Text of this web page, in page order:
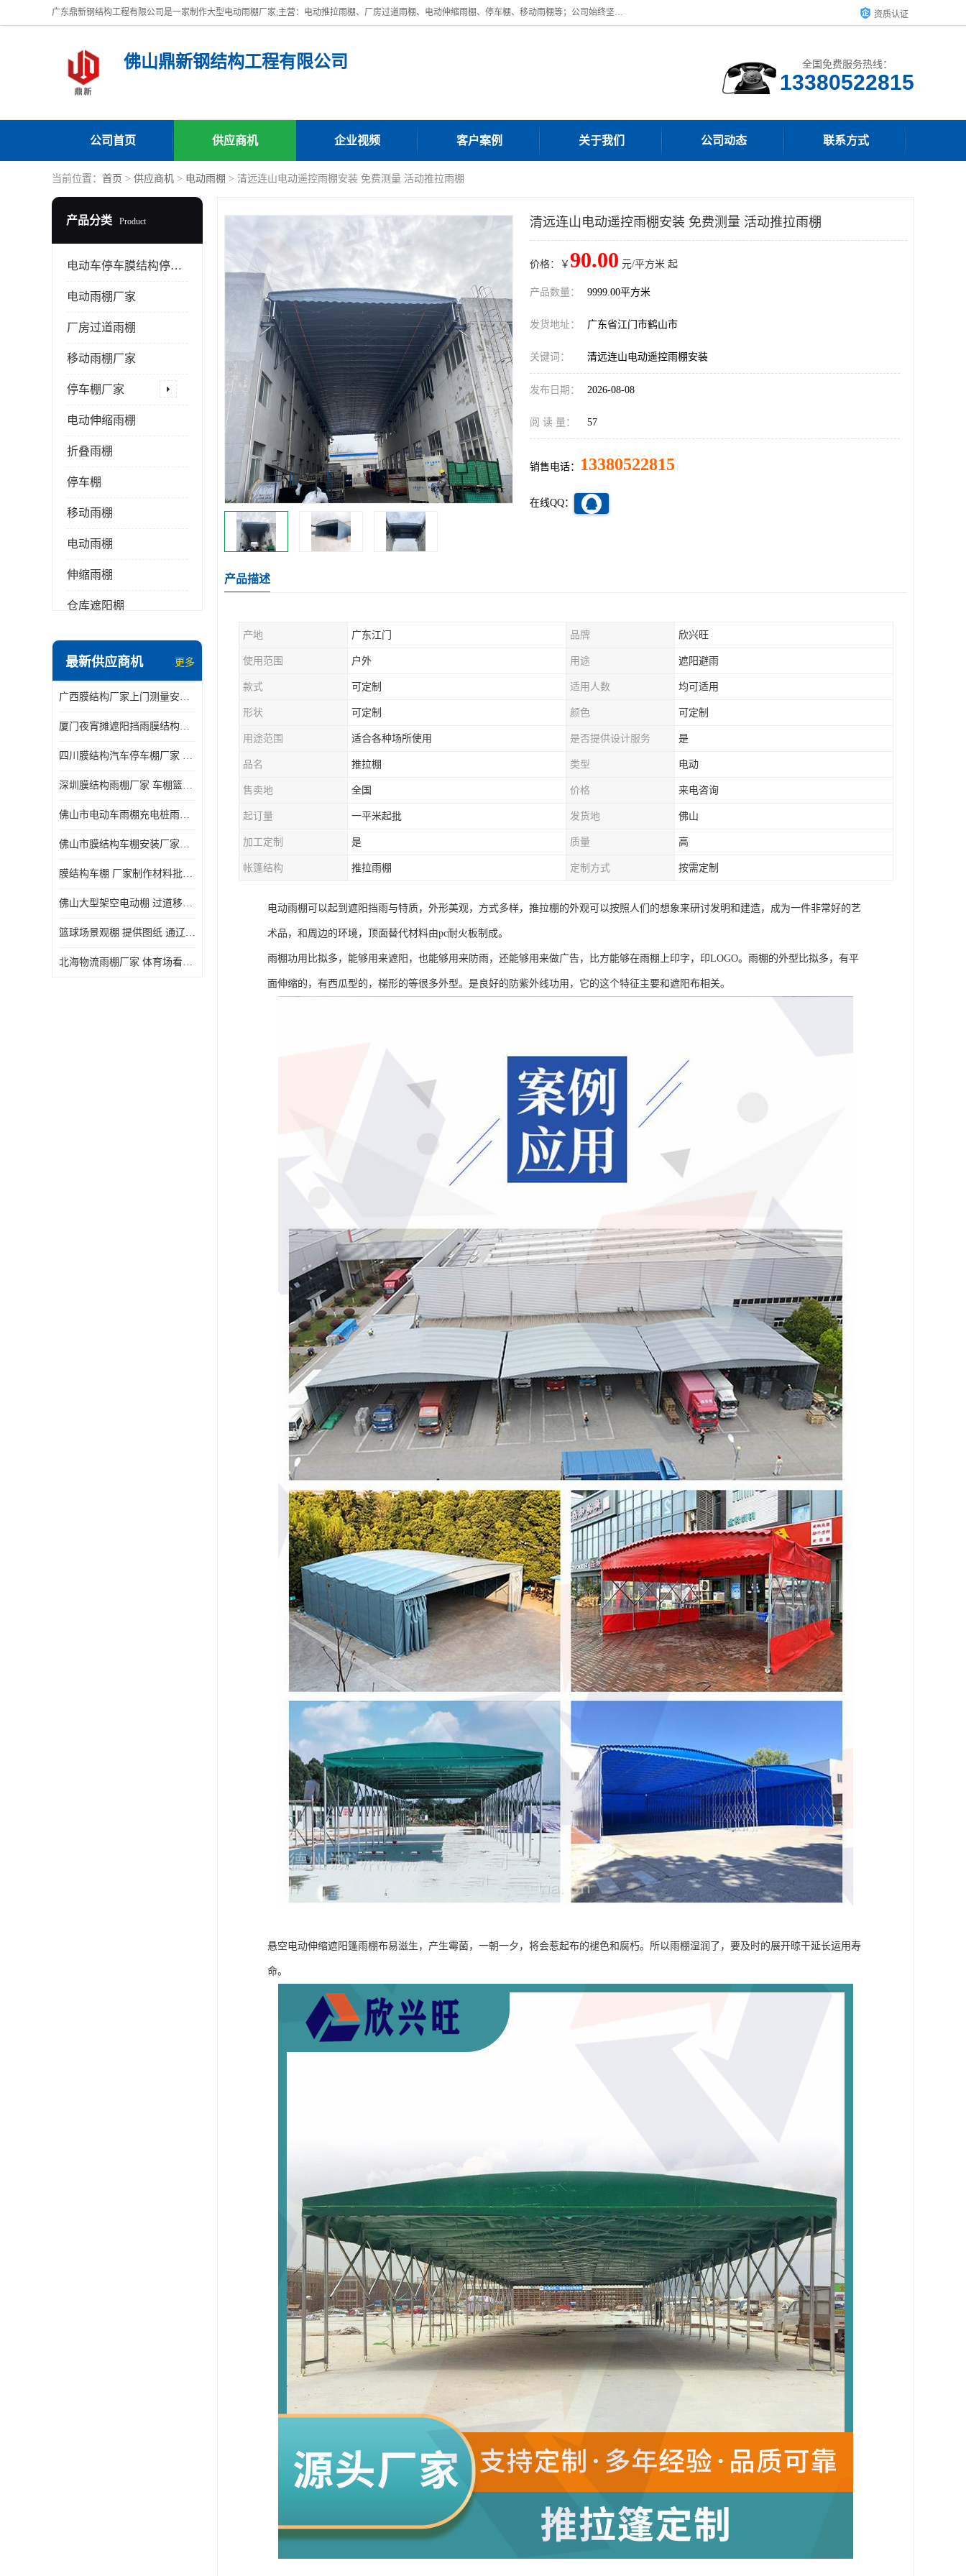
广东鼎新钢结构工程有限公司是一家制作大型电动雨棚厂家;主营：电动推拉雨棚、厂房过道雨棚、电动伸缩雨棚、停车棚、移动雨棚等；公司始终坚持结构创新,品质优越,美观形象,且售后服务好。公司充分吸纳当今休闲用品的前端技术和风格,为您带来质价相宜,时尚典雅的各种户外用品, 资质认证
佛山鼎新钢结构工程有限公司 全国免费服务热线：
13380522815
公司首页 供应商机 企业视频 客户案例 关于我们 公司动态 联系方式
当前位置： 首页 > 供应商机 > 电动雨棚 > 清远连山电动遥控雨棚安装 免费测量 活动推拉雨棚
产品分类 Product
电动车停车膜结构停车棚
电动雨棚厂家
厂房过道雨棚
移动雨棚厂家
停车棚厂家
电动伸缩雨棚
折叠雨棚
停车棚
移动雨棚
电动雨棚
伸缩雨棚
仓库遮阳棚
电动推拉雨棚
膜结构停景观棚
最新供应商机 更多
广西膜结构厂家上门测量安装发货，厂家发货没有差价
厦门夜宵摊遮阳挡雨膜结构雨棚设计 上门测量 款式多
四川膜结构汽车停车棚厂家 款式多 提供报价
深圳膜结构雨棚厂家 车棚篮球场体育看台 规格多样
佛山市电动车雨棚充电桩雨棚小区电动车棚
佛山市膜结构车棚安装厂家发货安装
膜结构车棚 厂家制作材料批发安装一体式工厂
佛山大型架空电动棚 过道移动雨蓬 屋轨道悬空棚免费测量
篮球场景观棚 提供图纸 通辽膜结构厂家
北海物流雨棚厂家 体育场看台雨棚 价格优惠
清远连山电动遥控雨棚安装 免费测量 活动推拉雨棚
价格：￥ 90.00 元/平方米 起
产品数量： 9999.00平方米
发货地址： 广东省江门市鹤山市
关键词： 清远连山电动遥控雨棚安装
发布日期： 2026-08-08
阅 读 量： 57
销售电话： 13380522815
在线QQ：
产品描述
产地 广东江门 品牌 欣兴旺
使用范围 户外 用途 遮阳避雨
款式 可定制 适用人数 均可适用
形状 可定制 颜色 可定制
用途范围 适合各种场所使用 是否提供设计服务 是
品名 推拉棚 类型 电动
售卖地 全国 价格 来电咨询
起订量 一平米起批 发货地 佛山
加工定制 是 质量 高
帐篷结构 推拉雨棚 定制方式 按需定制
电动雨棚可以起到遮阳挡雨与特质，外形美观，方式多样，推拉棚的外观可以按照人们的想象来研讨发明和建造，成为一件非常好的艺
术品，和周边的环境，顶面替代材料由pc耐火板制成。
雨棚功用比拟多，能够用来遮阳，也能够用来防雨，还能够用来做广告，比方能够在雨棚上印字，印LOGO。雨棚的外型比拟多，有平
面伸缩的，有西瓜型的，梯形的等很多外型。是良好的防紫外线功用，它的这个特征主要和遮阳布相关。
悬空电动伸缩遮阳篷雨棚布易滋生，产生霉菌，一朝一夕，将会惹起布的褪色和腐朽。所以雨棚湿润了，要及时的展开晾干延长运用寿
命。